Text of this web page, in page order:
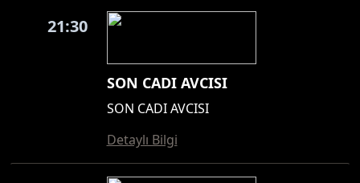
21:30
SON CADI AVCISI
SON CADI AVCISI
Detaylı Bilgi